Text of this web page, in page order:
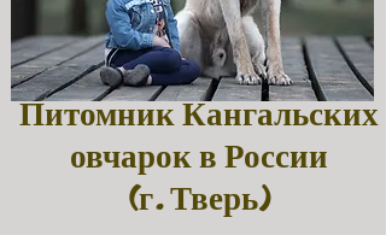
Питомник Кангальских
овчарок в России
(г. Тверь)